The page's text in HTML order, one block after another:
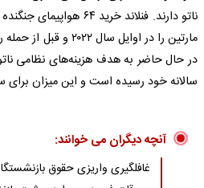
مارتین را در اوایل
سالانه خود رسیده است و این میزان برای سوئد ۱.۴ درصد
آنچه دیگران می خوانند:
غافلگیری واریزی حقوق